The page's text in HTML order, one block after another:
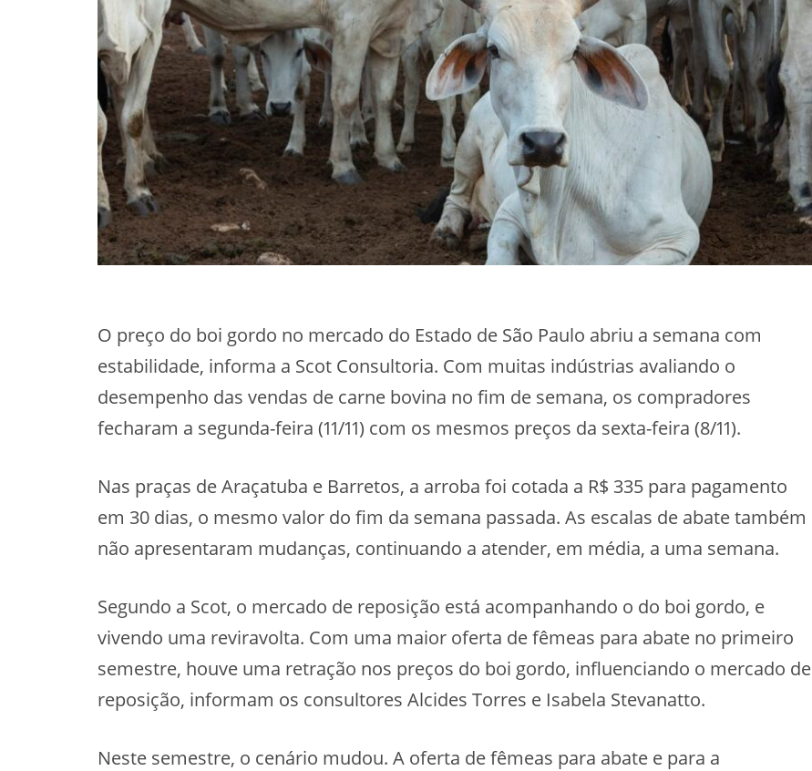
O preço do boi gordo no mercado do Estado de São Paulo abriu a semana com
estabilidade, informa a Scot Consultoria. Com muitas indústrias avaliando o
desempenho das vendas de carne bovina no fim de semana, os compradores
fecharam a segunda-feira (11/11) com os mesmos preços da sexta-feira (8/11).
Nas praças de Araçatuba e Barretos, a arroba foi cotada a R$ 335 para pagamento
em 30 dias, o mesmo valor do fim da semana passada. As escalas de abate também
não apresentaram mudanças, continuando a atender, em média, a uma semana.
Segundo a Scot, o mercado de reposição está acompanhando o do boi gordo, e
vivendo uma reviravolta. Com uma maior oferta de fêmeas para abate no primeiro
semestre, houve uma retração nos preços do boi gordo, influenciando o mercado de
reposição, informam os consultores Alcides Torres e Isabela Stevanatto.
Neste semestre, o cenário mudou. A oferta de fêmeas para abate e para a